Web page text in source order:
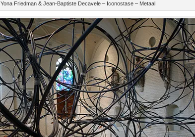
Yona Friedman & Jean-Baptiste Decavele – Iconostase – Metaal